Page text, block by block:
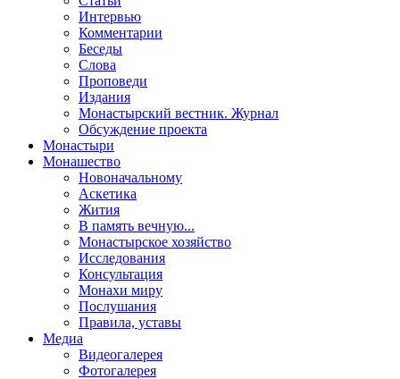
Интервью
Комментарии
Беседы
Слова
Проповеди
Издания
Монастырский вестник. Журнал
Обсуждение проекта
Монастыри
Монашество
Новоначальному
Аскетика
Жития
В память вечную...
Монастырское хозяйство
Исследования
Консультация
Монахи миру
Послушания
Правила, уставы
Медиа
Видеогалерея
Фотогалерея